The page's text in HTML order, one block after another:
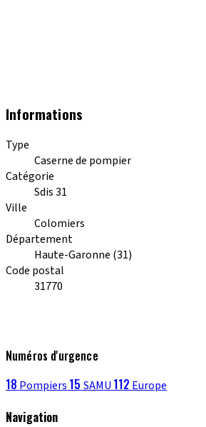
Informations
Type
Caserne de pompier
Catégorie
Sdis 31
Ville
Colomiers
Département
Haute-Garonne (31)
Code postal
31770
Numéros d'urgence
18 Pompiers 15 SAMU 112 Europe
Navigation